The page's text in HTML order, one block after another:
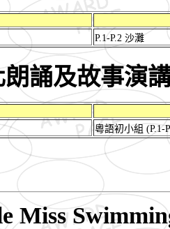
P.1-P.2 沙灘
誦及故事演
粵語初小組 (P.1-
Miss